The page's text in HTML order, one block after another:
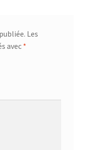
Les
avec *